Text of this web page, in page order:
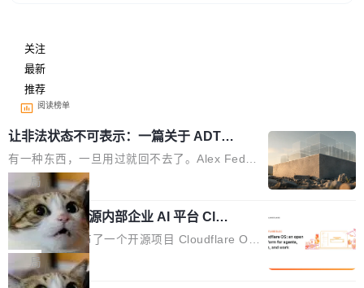
关注
最新
推荐
阅读榜单
让非法状态不可表示：一篇关于 ADT
的帖子在 Reddit 火了
有一种东西，一旦用过就回不去了。Alex Fedos
eev 管它叫"软件设计的基石"。 他说的东西不新
鲜——代数数据类型（ADT），尤其是和类型
（sum type）。但他说清楚了一件事：这不是类
型系统的学术体操，是日常编码的思维方式。 文
章从一个简单的例子切入。一个网站的深色主题
设置，如果用布尔值 + 可空字段来表示——bool
局
Cloudflare 开源内部企业 AI 平台 Clou
dflare OS
Cloudflare 发布了一个开源项目 Cloudflare O
S。如果你只看官方博客，你会觉得这是又一
个"AI 知识库 + 聊天机器人"——每个大厂都在
局